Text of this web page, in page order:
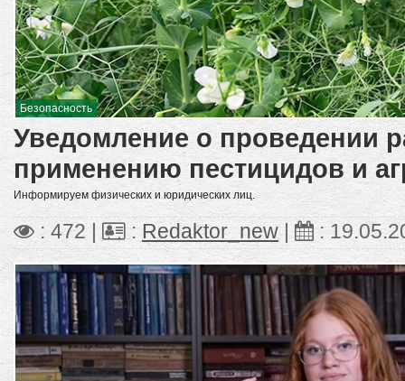
Безопасность
Уведомление о проведении
применению пестицидов и
Информируем физических и юридических лиц.
: 472 | : Redaktor_new :